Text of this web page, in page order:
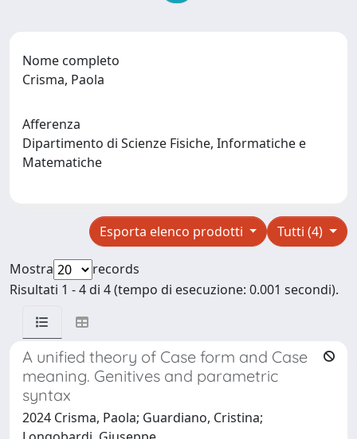
Nome completo
Crisma, Paola
Afferenza
Dipartimento di Scienze Fisiche, Informatiche e
Matematiche
Tutti (4)
Esporta elenco prodotti
Mostra
records
Risultati 1 - 4 di 4 (tempo di esecuzione: 0.001 secondi).
A unified theory of Case form and Case
meaning. Genitives and parametric
syntax
2024 Crisma, Paola; Guardiano, Cristina;